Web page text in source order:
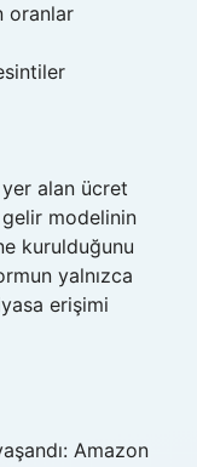
oranlar
yer alan ücret
modelinin
kurulduğunu
yalnızca
erişimi
Amazon